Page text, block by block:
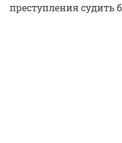
преступления судить